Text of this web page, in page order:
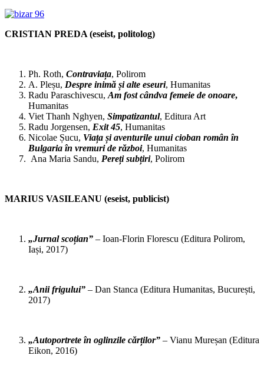
CRISTIAN PREDA (eseist, politolog)
Ph. Roth, Contraviața, Polirom
A. Pleșu, Despre inimă și alte eseuri, Humanitas
Radu Paraschivescu, Am fost cândva femeie de onoare,
Humanitas
Viet Thanh Nghyen, Simpatizantul, Editura Art
Radu Jorgensen, Exit 45, Humanitas
Nicolae Șucu, Viața și aventurile unui cioban român în
Bulgaria în vremuri de război, Humanitas
Ana Maria Sandu, Pereți subțiri, Polirom
MARIUS VASILEANU (eseist, publicist)
„Jurnal scoțian” – Ioan-Florin Florescu (Editura Polirom,
Iași, 2017)
„Anii frigului” – Dan Stanca (Editura Humanitas, București,
2017)
„Autoportrete în oglinzile cărților” – Vianu Mureșan (Editura
Eikon, 2016)